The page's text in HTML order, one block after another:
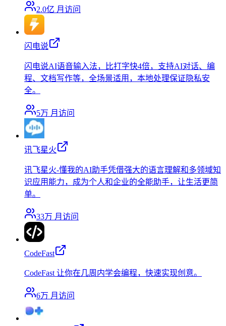
2.0亿 月访问
闪电说
闪电说AI语音输入法，比打字快4倍，支持AI对话、编
程、文档写作等，全场景适用，本地处理保证隐私安
全。
5万 月访问
讯飞星火
讯飞星火-懂我的AI助手凭借强大的语言理解和多领域知
识应用能力，成为个人和企业的全能助手，让生活更简
单。
33万 月访问
CodeFast
CodeFast 让你在几周内学会编程，快速实现创意。
6万 月访问